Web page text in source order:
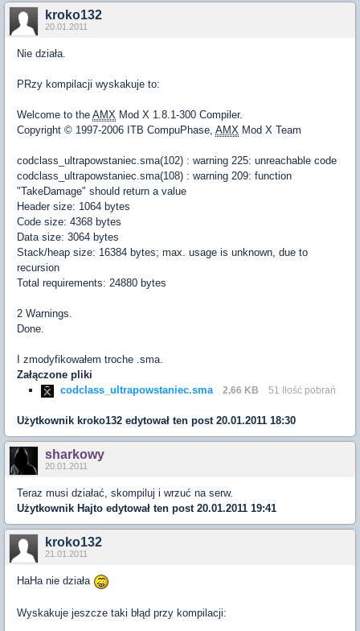
kroko132
20.01.2011
Nie działa.
PRzy kompilacji wyskakuje to:
Welcome to the AMX Mod X 1.8.1-300 Compiler.
Copyright © 1997-2006 ITB CompuPhase, AMX Mod X Team
codclass_ultrapowstaniec.sma(102) : warning 225: unreachable code
codclass_ultrapowstaniec.sma(108) : warning 209: function
"TakeDamage" should return a value
Header size: 1064 bytes
Code size: 4368 bytes
Data size: 3064 bytes
Stack/heap size: 16384 bytes; max. usage is unknown, due to
recursion
Total requirements: 24880 bytes
2 Warnings.
Done.
I zmodyfikowałem troche .sma.
Załączone pliki
codclass_ultrapowstaniec.sma
2,66 KB 51 Ilość pobrań
Użytkownik kroko132 edytował ten post 20.01.2011 18:30
sharkowy
20.01.2011
Teraz musi działać, skompiluj i wrzuć na serw.
Użytkownik Hajto edytował ten post 20.01.2011 19:41
kroko132
21.01.2011
HaHa nie działa
Wyskakuje jeszcze taki błąd przy kompilacji: